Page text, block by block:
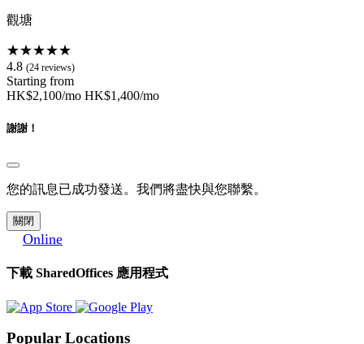
觀塘
★★★★★
4.8 (24 reviews)
Starting from
HK$2,100/mo HK$1,400/mo
謝謝！
您的訊息已成功發送。我們將盡快與您聯繫。
關閉
Online
下載 SharedOffices 應用程式
Popular Locations